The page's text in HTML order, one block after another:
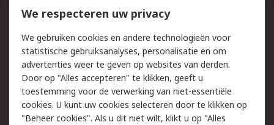
Bestellen
Inkoopoplossingen
Track & Trace
Wettelijk
Cookiebeleid
Email veiligheid
Privacybeleid
Websitevoorwaarden
We respecteren uw privacy
We gebruiken cookies en andere technologieën voor
statistische gebruiksanalyses, personalisatie en om
advertenties weer te geven op websites van derden.
Door op "Alles accepteren" te klikken, geeft u
toestemming voor de verwerking van niet-essentiële
cookies. U kunt uw cookies selecteren door te klikken op
"Beheer cookies". Als u dit niet wilt, klikt u op "Alles